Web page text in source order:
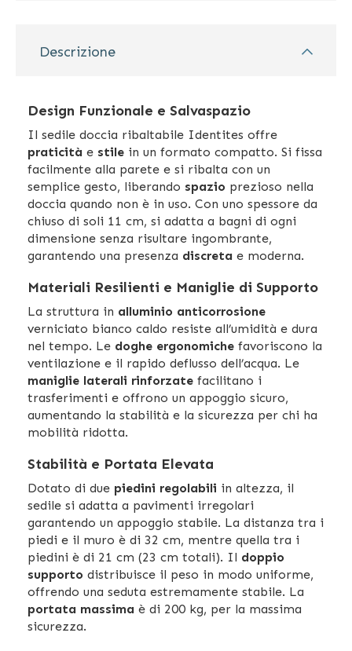
Descrizione
Design Funzionale e Salvaspazio
Il sedile doccia ribaltabile Identites offre
praticità e stile in un formato compatto. Si fissa
facilmente alla parete e si ribalta con un
semplice gesto, liberando spazio prezioso nella
doccia quando non è in uso. Con uno spessore da
chiuso di soli 11 cm, si adatta a bagni di ogni
dimensione senza risultare ingombrante,
garantendo una presenza discreta e moderna.
Materiali Resilienti e Maniglie di Supporto
La struttura in alluminio anticorrosione
verniciato bianco caldo resiste all’umidità e dura
nel tempo. Le doghe ergonomiche favoriscono la
ventilazione e il rapido deflusso dell’acqua. Le
maniglie laterali rinforzate facilitano i
trasferimenti e offrono un appoggio sicuro,
aumentando la stabilità e la sicurezza per chi ha
mobilità ridotta.
Stabilità e Portata Elevata
Dotato di due piedini regolabili in altezza, il
sedile si adatta a pavimenti irregolari
garantendo un appoggio stabile. La distanza tra i
piedi e il muro è di 32 cm, mentre quella tra i
piedini è di 21 cm (23 cm totali). Il doppio
supporto distribuisce il peso in modo uniforme,
offrendo una seduta estremamente stabile. La
portata massima è di 200 kg, per la massima
sicurezza.